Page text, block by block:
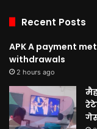
Recent Posts
APK A payment
withdrawals
2 hours ago